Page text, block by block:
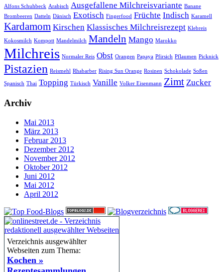
Alfons Schuhbeck Arabisch Ausgefallene Milchreisvariante Banane
Brombeeren Datteln Dänisch Exotisch Fingerfood Früchte Indisch Karamell
Kardamom Kirschen Klassisches Milchreisrezept Klebreis
Kokosmilch Kompott Mandelmilch Mandeln Mango Marokko
Milchreis Normaler Reis Obst Orangen Papaya Pfirsich Pflaumen Picknick
Pistazien Reismehl Rhabarber Rising Sun Orange Rosinen Schokolade Soßen
Spanisch Thai Topping Türkisch Vanille Volker Eisenmann Zimt Zucker
Archiv
Mai 2013
März 2013
Februar 2013
Dezember 2012
November 2012
Oktober 2012
Juni 2012
Mai 2012
April 2012
Verzeichnis ausgewählter
Webseiten zum Thema:
Kochen »